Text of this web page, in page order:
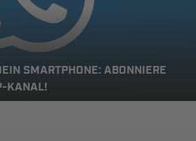
SMARTPHONE: ABONNIERE
KANAL!